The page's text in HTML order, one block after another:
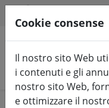
Cerca prodotti
Cookie consense
Il nostro sito Web
i contenuti e gli
nostro sito Web,
e ottimizzare il